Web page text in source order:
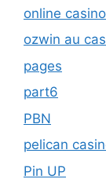
online
ozwin au
pages
part6
PBN
pelican
Pin UP